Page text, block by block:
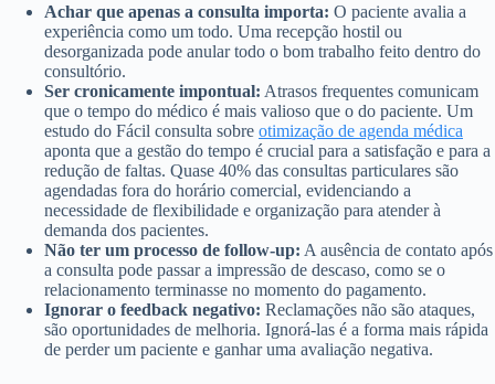
Achar que apenas a consulta importa: O paciente avalia a
experiência como um todo. Uma recepção hostil ou
desorganizada pode anular todo o bom trabalho feito dentro do
consultório.
Ser cronicamente impontual: Atrasos frequentes comunicam
que o tempo do médico é mais valioso que o do paciente. Um
estudo do Fácil consulta sobre otimização de agenda médica
aponta que a gestão do tempo é crucial para a satisfação e para a
redução de faltas. Quase 40% das consultas particulares são
agendadas fora do horário comercial, evidenciando a
necessidade de flexibilidade e organização para atender à
demanda dos pacientes.
Não ter um processo de follow-up: A ausência de contato após
a consulta pode passar a impressão de descaso, como se o
relacionamento terminasse no momento do pagamento.
Ignorar o feedback negativo: Reclamações não são ataques,
são oportunidades de melhoria. Ignorá-las é a forma mais rápida
de perder um paciente e ganhar uma avaliação negativa.